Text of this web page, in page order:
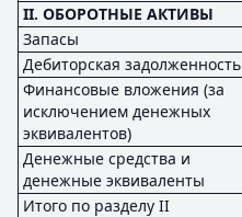
II. ОБОРОТНЫЕ АКТИВЫ
Запасы
Дебиторская задолженность
Финансовые вложения (за
исключением денежных
эквивалентов)
Денежные средства и
денежные эквиваленты
Итого по разделу II